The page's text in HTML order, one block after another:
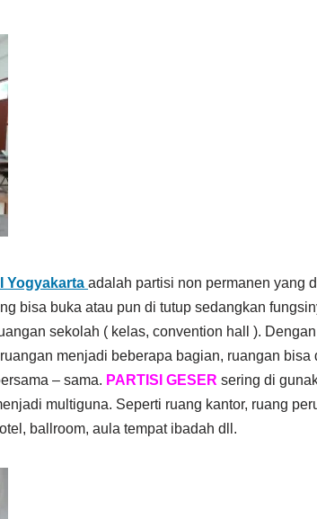
Yogyakarta adalah partisi non permanen yang
bisa buka atau pun di tutup sedangkan
sekolah ( kelas, convention hall ). Dengan
menjadi beberapa bagian, ruangan bisa
– sama. PARTISI GESER sering di
multiguna. Seperti ruang kantor, ruang
ballroom, aula tempat ibadah dll.